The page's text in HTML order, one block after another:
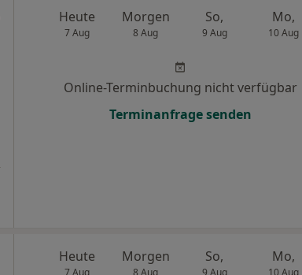
Heute
7 Aug
Morgen
8 Aug
So,
9 Aug
Mo,
10 Aug
Online-Terminbuchung nicht verfügbar
Terminanfrage senden
Heute
7 Aug
Morgen
8 Aug
So,
9 Aug
Mo,
10 Aug